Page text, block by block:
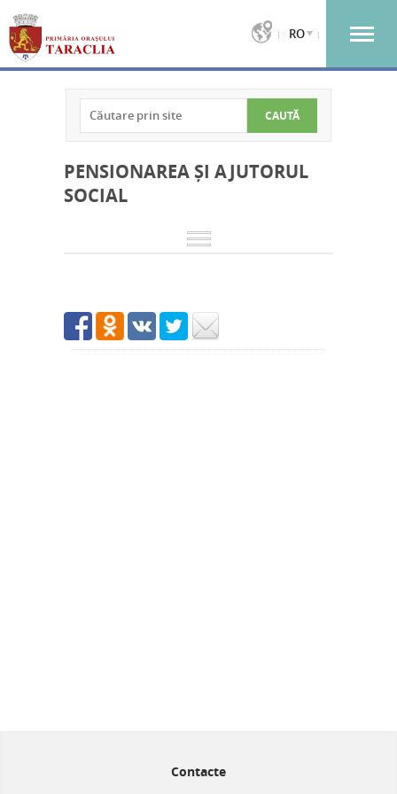
RO
PENSIONAREA ȘI AJUTORUL
SOCIAL
Contacte